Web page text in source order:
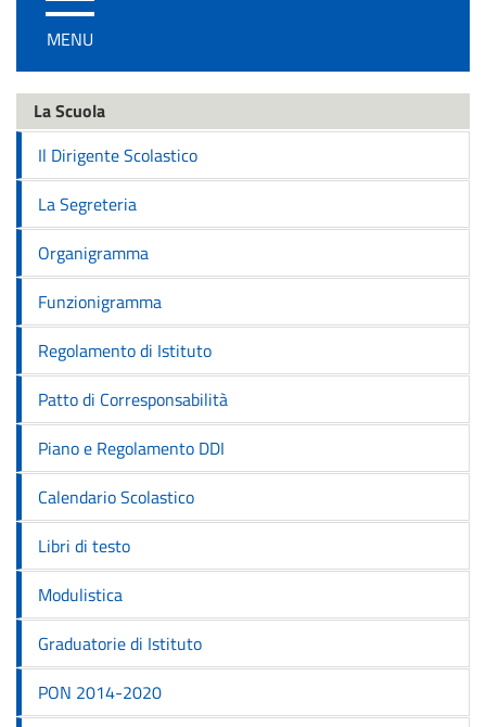
/
disattiva
navigazione
MENU
La Scuola
Il Dirigente Scolastico
La Segreteria
Organigramma
Funzionigramma
Regolamento di Istituto
Patto di Corresponsabilità
Piano e Regolamento DDI
Calendario Scolastico
Libri di testo
Modulistica
Graduatorie di Istituto
PON 2014-2020